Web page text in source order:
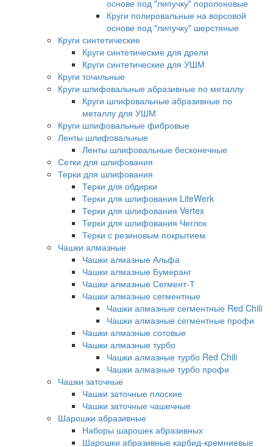
основе под "липучку" поролоновые
Круги полировальные на ворсовой
основе под "липучку" шерстяные
Круги синтетические
Круги синтетические для дрели
Круги синтетические для УШМ
Круги точильные
Круги шлифовальные абразивные по металлу
Круги шлифовальные абразивные по
металлу для УШМ
Круги шлифовальные фибровые
Ленты шлифовальные
Ленты шлифовальные бесконечные
Сетки для шлифования
Терки для шлифования
Терки для обдирки
Терки для шлифования LiteWerk
Терки для шлифования Vertex
Терки для шлифования Чеглок
Терки с резиновым покрытием
Чашки алмазные
Чашки алмазные Альфа
Чашки алмазные Бумеранг
Чашки алмазные Сегмент-Т
Чашки алмазные сегментные
Чашки алмазные сегментные Red Chili
Чашки алмазные сегментные профи
Чашки алмазные сотовые
Чашки алмазные турбо
Чашки алмазные турбо Red Chili
Чашки алмазные турбо профи
Чашки заточные
Чашки заточные плоские
Чашки заточные чашечные
Шарошки абразивные
Наборы шарошек абразивных
Шарошки абразивные карбид-кремниевые